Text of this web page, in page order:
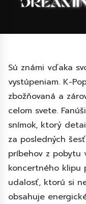
Sú známi vďaka
vystúpeniam. K-
zbožňovaná a
celom svete.
snímok, ktorý
za posledných
príbehov z pobytu
koncertného klipu
udalosť, ktorú si
obsahuje